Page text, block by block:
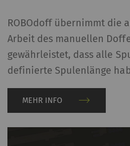
ROBOdoff übernimmt die
Arbeit des manuellen
gewährleistet, dass alle
definierte Spulenlänge
MEHR INFO
_gid
Registriert eine
eindeutige ID. Wird
verwendet, um
statistische Daten
generieren, die die
Analyse des
der Website